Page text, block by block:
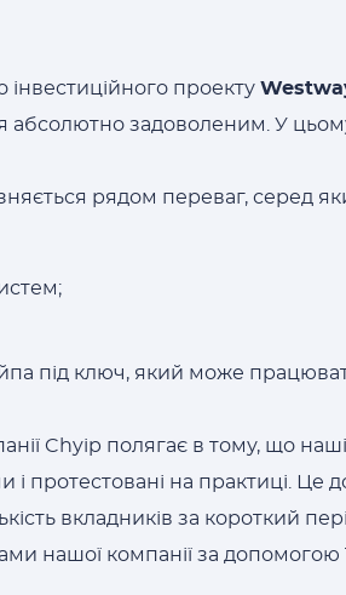
проекту
абсолютно задоволеним. У
рядом переваг, серед
під ключ, який може
Chyip полягає в тому, що наші
на практиці. Це
вкладників за короткий
нашої компанії за